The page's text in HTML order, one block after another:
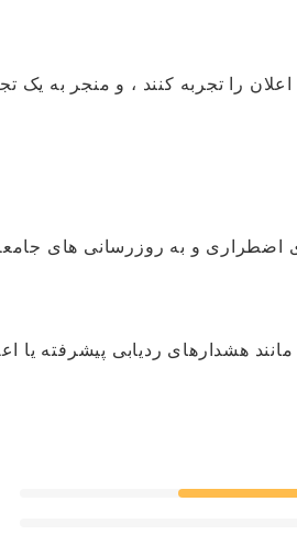
را تجربه کنند ، و منجر به یک
اضطراری و به روزرسانی های
هشدارهای ردیابی پیشرفته یا